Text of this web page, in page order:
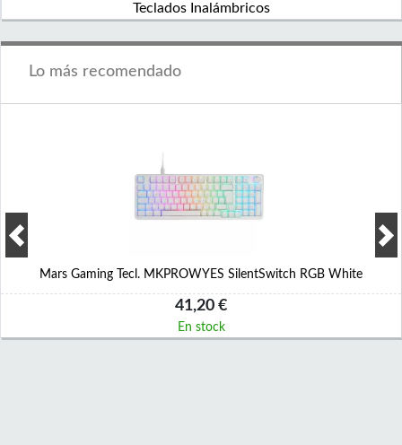
Teclados Inalámbricos
Lo más recomendado
Mars Gaming Tecl. MKPROWYES SilentSwitch RGB White
41,20 €
En stock